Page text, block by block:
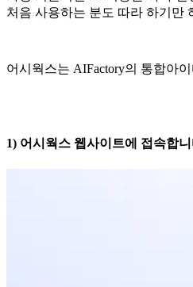
처음 사용하는 분도 따라 하기만
어시웍스는 AIFactory의 통합아
1) 어시웍스 웹사이트에 접속합